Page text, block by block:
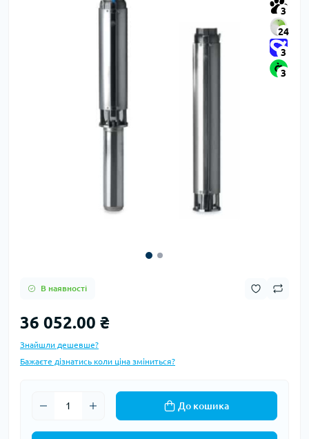
3
24
3
3
В наявності
36 052.00 ₴
Знайшли дешевше?
Бажаєте дізнатись коли ціна зміниться?
До кошика